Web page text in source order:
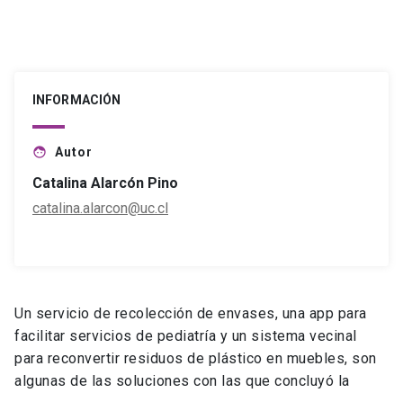
INFORMACIÓN
face Autor
Catalina Alarcón Pino
catalina.alarcon@uc.cl
Un servicio de recolección de envases, una app para
facilitar servicios de pediatría y un sistema vecinal
para reconvertir residuos de plástico en muebles, son
algunas de las soluciones con las que concluyó la